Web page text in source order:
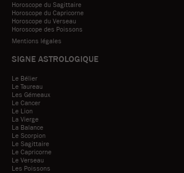
Horoscope du Sagittaire
Horoscope du Capricorne
Horoscope du Verseau
Horoscope des Poissons
Mentions légales
SIGNE ASTROLOGIQUE
Le Bélier
Le Taureau
Les Gémeaux
Le Cancer
Le Lion
La Vierge
La Balance
Le Scorpion
Le Sagittaire
Le Capricorne
Le Verseau
Les Poissons